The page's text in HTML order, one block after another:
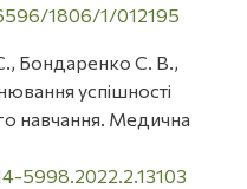
1806/1/012195
Бондаренко С. В.,
успішності
навчання. Медична
5998.2022.2.13103